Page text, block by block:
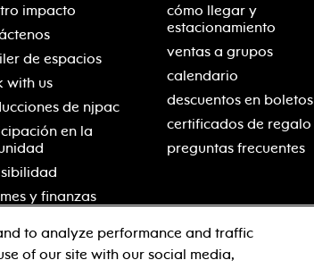
impacto
de espacios
with us
de njpac
en la
y finanzas
cómo llegar y
estacionamiento
ventas a grupos
calendario
descuentos en boletos
certificados de regalo
preguntas frecuentes
to analyze performance and traffic
of our site with our social media,